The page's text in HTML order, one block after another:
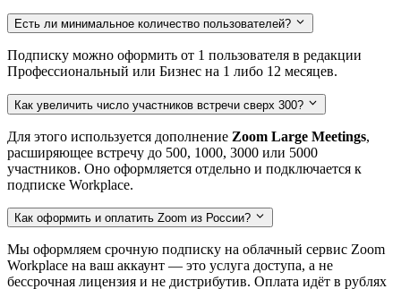
Есть ли минимальное количество пользователей?
Подписку можно оформить от 1 пользователя в редакции
Профессиональный или Бизнес на 1 либо 12 месяцев.
Как увеличить число участников встречи сверх 300?
Для этого используется дополнение Zoom Large Meetings,
расширяющее встречу до 500, 1000, 3000 или 5000
участников. Оно оформляется отдельно и подключается к
подписке Workplace.
Как оформить и оплатить Zoom из России?
Мы оформляем срочную подписку на облачный сервис Zoom
Workplace на ваш аккаунт — это услуга доступа, а не
бессрочная лицензия и не дистрибутив. Оплата идёт в рублях